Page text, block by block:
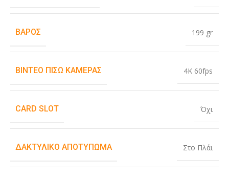
ΒΆΡΟΣ 199 gr
ΒΊΝΤΕΟ ΠΊΣΩ ΚΆΜΕΡΑΣ 4K 60fps
CARD SLOT Όχι
ΔΑΚΤΥΛΙΚΌ ΑΠΟΤΎΠΩΜΑ Στο Πλάι